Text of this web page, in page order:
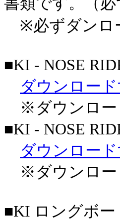
※必ずダンロ
■KI - NOSE
ダウンロー
※ダウンロー
■KI - NOSE
ダウンロー
※ダウンロー
■KI ロングボ